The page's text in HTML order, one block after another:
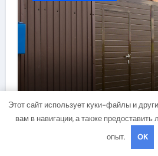
Откатные ворота с
Этот сайт использует куки-файлы и
вам в навигации, а также
опыт.
OK